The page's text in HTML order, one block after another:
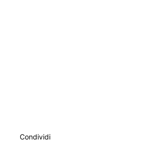
Condividi